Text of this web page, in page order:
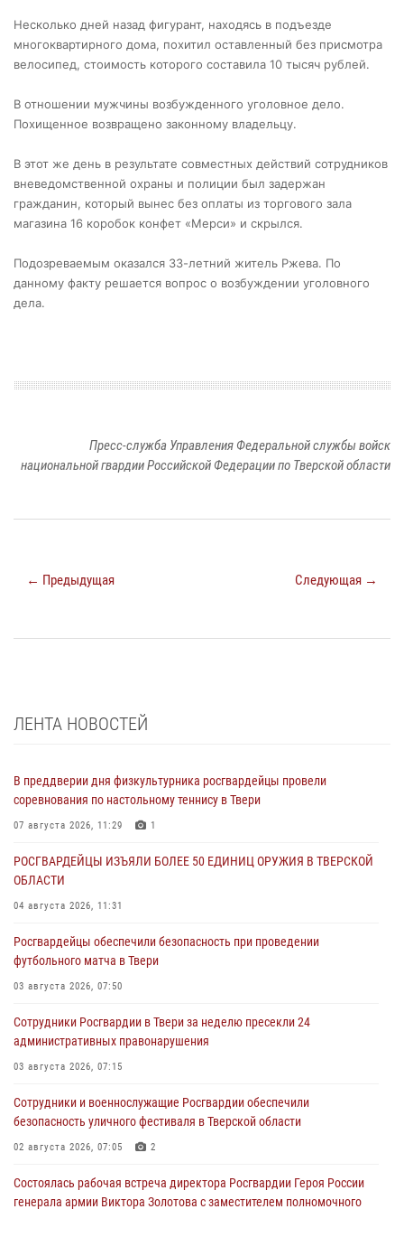
Несколько дней назад фигурант, находясь в подъезде
многоквартирного дома, похитил оставленный без присмотра
велосипед, стоимость которого составила 10 тысяч рублей.
В отношении мужчины возбужденного уголовное дело.
Похищенное возвращено законному владельцу.
В этот же день в результате совместных действий сотрудников
вневедомственной охраны и полиции был задержан
гражданин, который вынес без оплаты из торгового зала
магазина 16 коробок конфет «Мерси» и скрылся.
Подозреваемым оказался 33-летний житель Ржева. По
данному факту решается вопрос о возбуждении уголовного
дела.
Пресс-служба Управления Федеральной службы войск
национальной гвардии Российской Федерации по Тверской области
← Предыдущая Следующая →
ЛЕНТА НОВОСТЕЙ
В преддверии дня физкультурника росгвардейцы провели
соревнования по настольному теннису в Твери
07 августа 2026, 11:29 1
РОСГВАРДЕЙЦЫ ИЗЪЯЛИ БОЛЕЕ 50 ЕДИНИЦ ОРУЖИЯ В ТВЕРСКОЙ
ОБЛАСТИ
04 августа 2026, 11:31
Росгвардейцы обеспечили безопасность при проведении
футбольного матча в Твери
03 августа 2026, 07:50
Сотрудники Росгвардии в Твери за неделю пресекли 24
административных правонарушения
03 августа 2026, 07:15
Сотрудники и военнослужащие Росгвардии обеспечили
безопасность уличного фестиваля в Тверской области
02 августа 2026, 07:05 2
Состоялась рабочая встреча директора Росгвардии Героя России
генерала армии Виктора Золотова с заместителем полномочного